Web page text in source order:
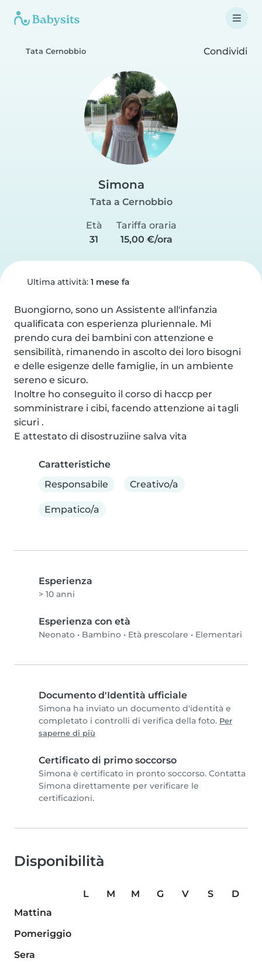
Tata Cernobbio Condividi
Simona
Tata a Cernobbio
Età
31
Tariffa oraria
15,00 €/ora
Ultima attività: 1 mese fa
Buongiorno, sono un Assistente all'infanzia
qualificata con esperienza pluriennale. Mi
prendo cura dei bambini con attenzione e
sensibilità, rimanendo in ascolto dei loro bisogni
e delle esigenze delle famiglie, in un ambiente
sereno e sicuro.
Inoltre ho conseguito il corso di haccp per
somministrare i cibi, facendo attenzione ai tagli
sicuri .
E attestato di disostruziine salva vita
Caratteristiche
Responsabile
Creativo/a
Empatico/a
Esperienza
> 10 anni
Esperienza con età
Neonato • Bambino • Età prescolare • Elementari
Documento d'Identità ufficiale
Simona ha inviato un documento d'identità e
completato i controlli di verifica della foto. Per
saperne di più
Certificato di primo soccorso
Simona è certificato in pronto soccorso. Contatta
Simona direttamente per verificare le
certificazioni.
Disponibilità
L M M G V S
D
Mattina
Pomeriggio
Sera